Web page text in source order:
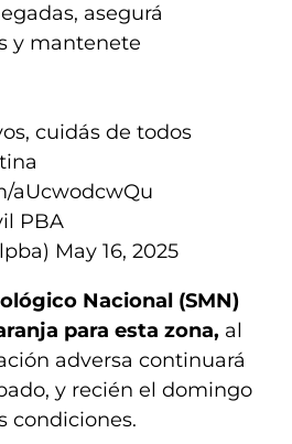
asegurá
y mantenete
cuidás de todos
aUcwodcwQu
PBA
May 16, 2025
Nacional (SMN)
para esta zona, al
adversa continuará
y recién el domingo
condiciones.